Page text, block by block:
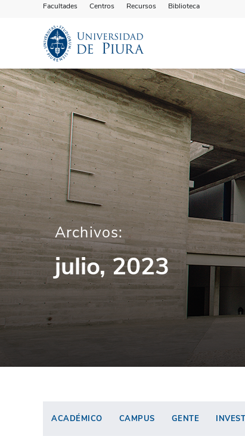
Facultades Centros Recursos Biblioteca
Archivos:
julio, 2023
ACADÉMICO CAMPUS GENTE